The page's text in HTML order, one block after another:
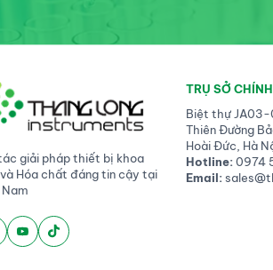
giải pháp thiết bị khoa
Hóa chất đáng tin cậy tại
TRỤ SỞ
Biệt thự JA03-
Thiên Đường
Hoài Đức, Hà
Hotline:0974
Email: